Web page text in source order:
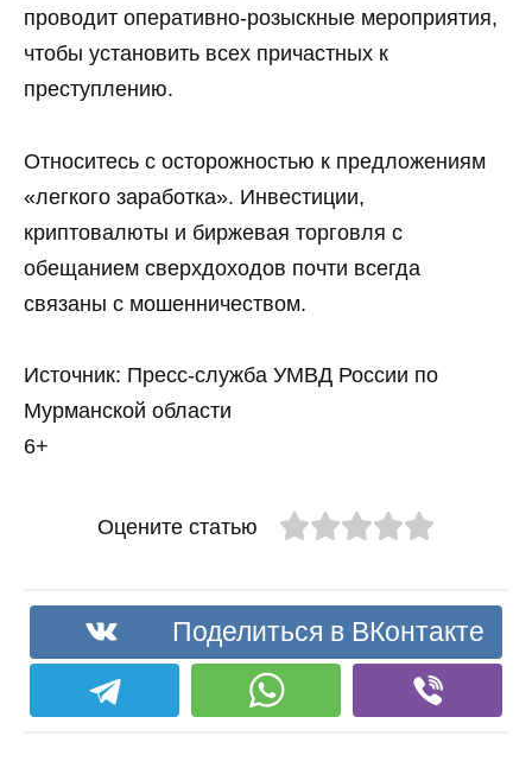
проводит оперативно‑розыскные мероприятия,
чтобы установить всех причастных к
преступлению.
Относитесь с осторожностью к предложениям
«легкого заработка». Инвестиции,
криптовалюты и биржевая торговля с
обещанием сверхдоходов почти всегда
связаны с мошенничеством.
Источник: Пресс-служба УМВД России по
Мурманской области
6+
Оцените статью
Поделиться в ВКонтакте